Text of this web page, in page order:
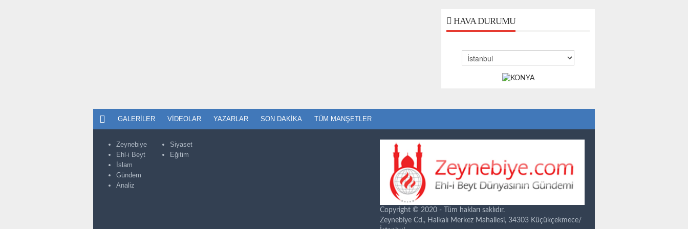
HAVA DURUMU
GALERILER VIDEOLAR YAZARLAR SON DAKIKA TÜM MANŞETLER
Zeynebiye
Ehl-i Beyt
İslam
Gündem
Analiz
Siyaset
Eğitim
Copyright © 2020 - Tüm hakları saklıdır.
Zeynebiye Cd., Halkalı Merkez Mahallesi, 34303 Küçükçekmece/